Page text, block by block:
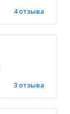
4 отзыва
3 отзыва